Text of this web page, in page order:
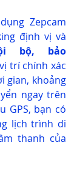
Zepcam
bộ, bảo
trí chính xác
gian, khoảng
ngay trên
GPS, bạn có
lịch trình di
thanh của